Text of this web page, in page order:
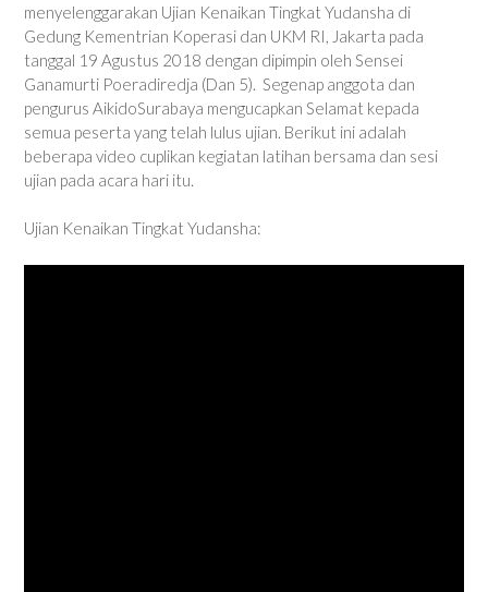
menyelenggarakan Ujian Kenaikan Tingkat Yudansha di
Gedung Kementrian Koperasi dan UKM RI, Jakarta pada
tanggal 19 Agustus 2018 dengan dipimpin oleh Sensei
Ganamurti Poeradiredja (Dan 5). Segenap anggota dan
pengurus AikidoSurabaya mengucapkan Selamat kepada
semua peserta yang telah lulus ujian. Berikut ini adalah
beberapa video cuplikan kegiatan latihan bersama dan sesi
ujian pada acara hari itu.
Ujian Kenaikan Tingkat Yudansha: